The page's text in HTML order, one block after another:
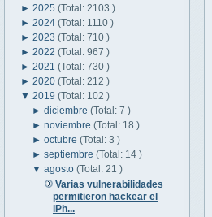
► 2025 (Total: 2103 )
► 2024 (Total: 1110 )
► 2023 (Total: 710 )
► 2022 (Total: 967 )
► 2021 (Total: 730 )
► 2020 (Total: 212 )
▼ 2019 (Total: 102 )
►diciembre(Total: 7 )
►noviembre(Total: 18 )
►octubre(Total: 3 )
►septiembre(Total: 14 )
▼agosto(Total: 21 )
Varias vulnerabilidades
permitieron hackear el
iPh...